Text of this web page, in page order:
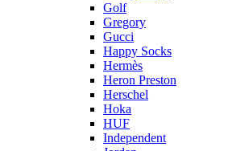
Golf
Gregory
Gucci
Happy Socks
Hermès
Heron Preston
Hersсhel
Hoka
HUF
Independent